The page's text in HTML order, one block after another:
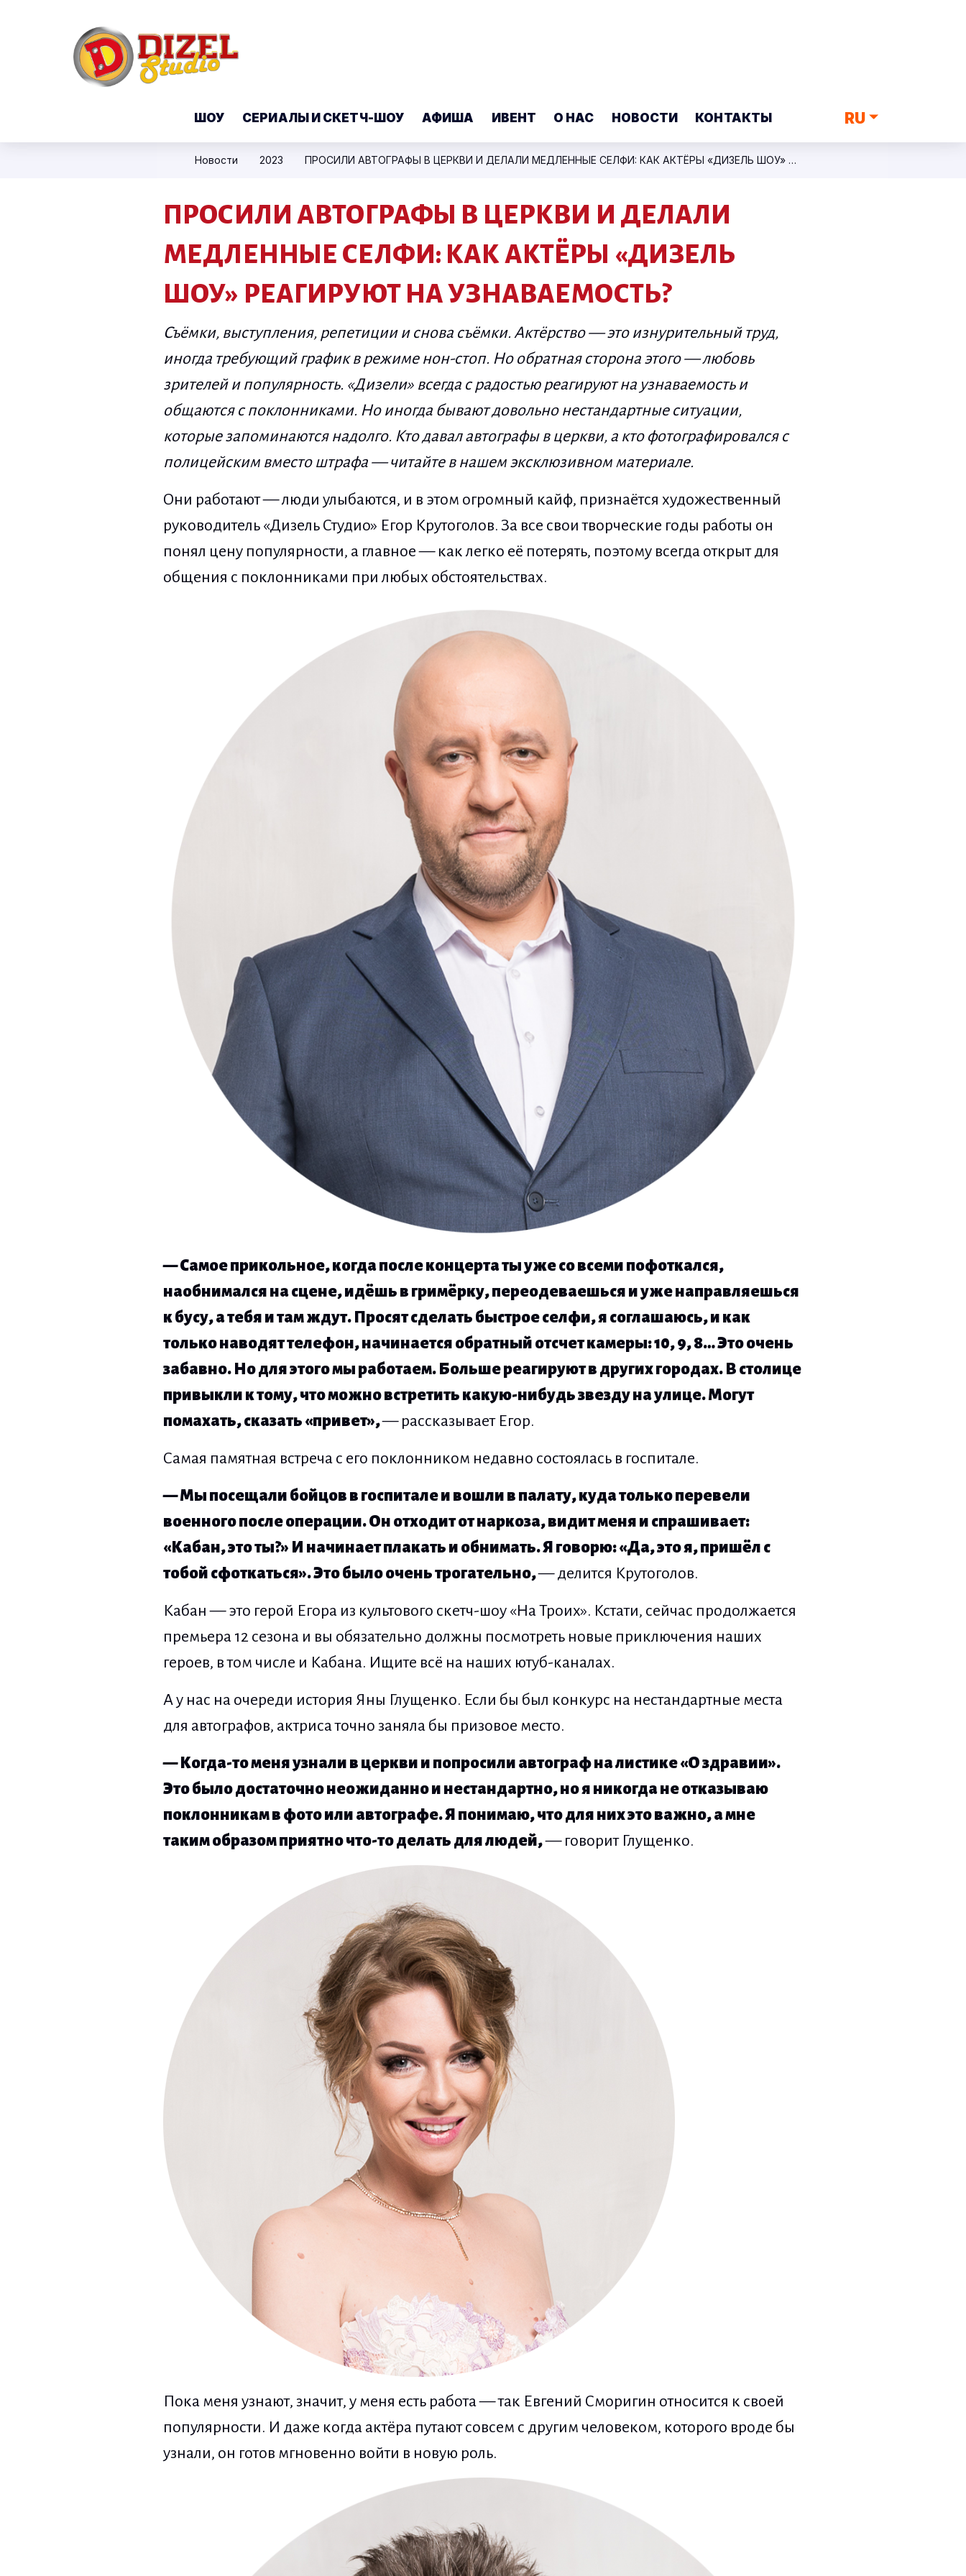
ШОУ СЕРИАЛЫ И СКЕТЧ-ШОУ АФИША ИВЕНТ О НАС НОВОСТИ КОНТАКТЫ RU
Новости 2023 ПРОСИЛИ АВТОГРАФЫ В ЦЕРКВИ И ДЕЛАЛИ МЕДЛЕННЫЕ СЕЛФИ: КАК АКТЁРЫ «ДИЗЕЛЬ ШОУ» РЕАГИРУЮТ НА УЗНАВАЕМОСТЬ?
ПРОСИЛИ АВТОГРАФЫ В ЦЕРКВИ И ДЕЛАЛИ
МЕДЛЕННЫЕ СЕЛФИ: КАК АКТЁРЫ «ДИЗЕЛЬ
ШОУ» РЕАГИРУЮТ НА УЗНАВАЕМОСТЬ?
Съёмки, выступления, репетиции и снова съёмки. Актёрство — это изнурительный труд,
иногда требующий график в режиме нон-стоп. Но обратная сторона этого—любовь
зрителей и популярность. «Дизели» всегда с радостью реагируют на узнаваемость и
общаются с поклонниками. Но иногда бываютдовольнонестандартные ситуации,
которые запоминаются надолго. Кто давал автографы в церкви, а кто фотографировался с
полицейским вместо штрафа —читайте в нашем эксклюзивном материале.
Они работают — люди улыбаются, и в этом огромный кайф, признаётся художественный
руководитель «Дизель Студио» Егор Крутоголов. За все свои творческие годы работы он
понял цену популярности, а главное — как легко её потерять, поэтому всегда открыт для
общения с поклонниками при любых обстоятельствах.
— Самое прикольное, когда после концерта ты уже со всеми пофоткался,
наобнимался на сцене, идёшь в гримёрку, переодеваешься и уже направляешься
к бусу, а тебя и там ждут. Просят сделать быстрое селфи, я соглашаюсь, и как
только наводят телефон, начинается обратный отсчет камеры: 10, 9, 8… Это очень
забавно. Но для этого мы работаем. Больше реагируют в других городах. В столице
привыкли к тому, что можно встретить какую-нибудь звезду на улице. Могут
помахать, сказать «привет»,— рассказывает Егор.
Самая памятная встреча с его поклонником недавно состоялась в госпитале.
— Мы посещали бойцов в госпитале и вошли в палату, куда только перевели
военного после операции. Он отходит от наркоза, видит меня и спрашивает:
«Кабан, это ты?» И начинает плакать и обнимать. Я говорю:«Да, это я, пришёл с
тобой сфоткаться». Это было очень трогательно,— делится Крутоголов.
Кабан — это герой Егора из культового скетч-шоу «На Троих». Кстати, сейчас продолжается
премьера 12 сезона и вы обязательно должны посмотреть новые приключения наших
героев, в том числе и Кабана. Ищите всё на наших ютуб-каналах.
А у нас на очереди история Яны Глущенко. Если бы был конкурс на нестандартные места
для автографов, актриса точно заняла бы призовое место.
— Когда-то меня узнали в церкви и попросили автограф на листике «О здравии».
Это было достаточно неожиданно и нестандартно, но я никогда не отказываю
поклонникам в фото или автографе. Я понимаю, что для них это важно, а мне
таким образом приятно что-то делать для людей,— говорит Глущенко.
Пока меня узнают, значит, у меня есть работа — так Евгений Сморигин относится к своей
популярности. И даже когда актёра путают совсем с другим человеком, которого вроде бы
узнали, он готов мгновенно войти в новую роль.